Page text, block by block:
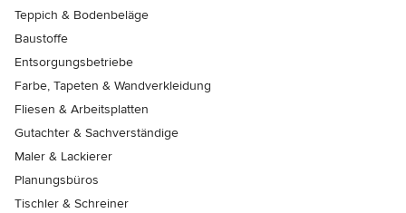
Teppich & Bodenbeläge
Baustoffe
Entsorgungsbetriebe
Farbe, Tapeten & Wandverkleidung
Fliesen & Arbeitsplatten
Gutachter & Sachverständige
Maler & Lackierer
Planungsbüros
Tischler & Schreiner